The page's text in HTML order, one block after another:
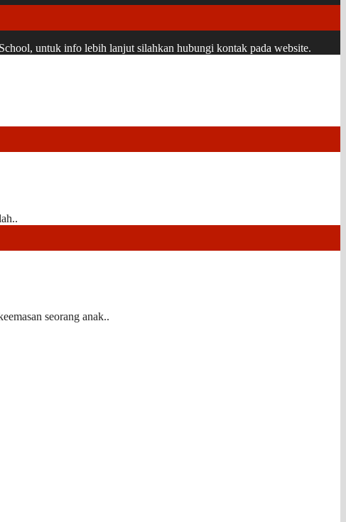
untuk info lebih lanjut silahkan hubungi kontak pada website.
seorang anak..